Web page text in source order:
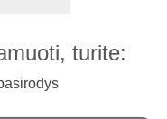
turite: